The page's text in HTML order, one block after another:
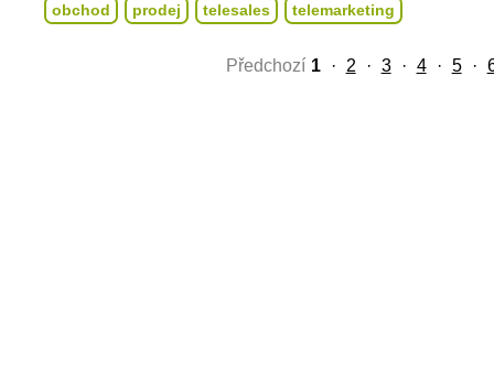
obchod prodej telesales telemarketing
Předchozí 1 · 2 · 3 · 4 · 5 ·